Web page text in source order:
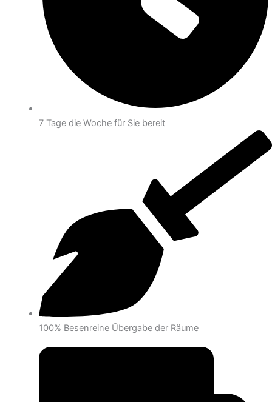
7 Tage die Woche für Sie bereit
100% Besenreine Übergabe der Räume